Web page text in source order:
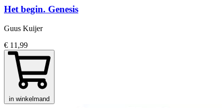
Het begin. Genesis
Guus Kuijer
€ 11,99
in winkelmand